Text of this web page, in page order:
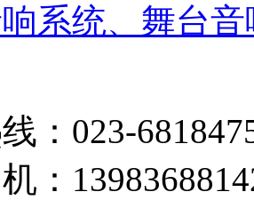
系统、舞台
：023-